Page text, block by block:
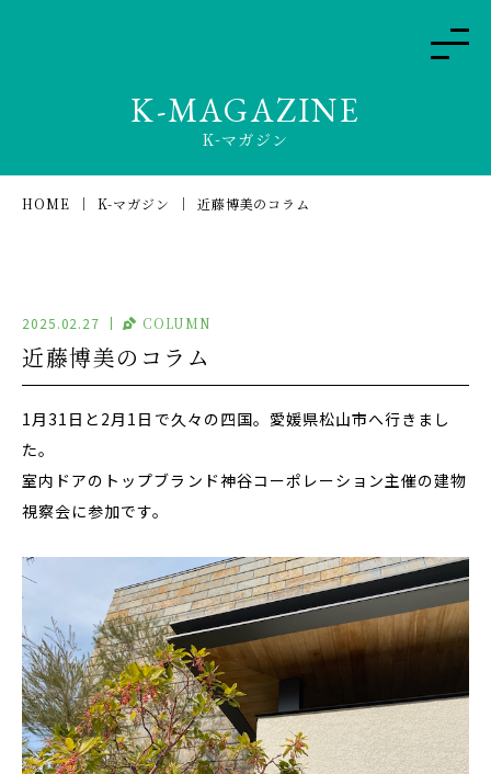
K-MAGAZINE
K-マガジン
HOME K-マガジン 近藤博美のコラム
2025.02.27 COLUMN
近藤博美のコラム
1月31日と2月1日で久々の四国。愛媛県松山市へ行きまし
た。
室内ドアのトップブランド神谷コーポレーション主催の建物
視察会に参加です。